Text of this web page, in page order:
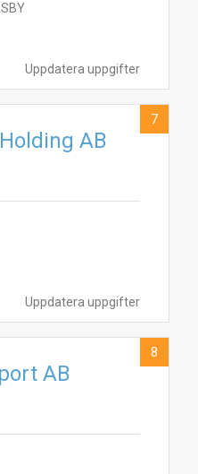
Uppdatera uppgifter
Uppdatera uppgifter
AB
7
AB
8